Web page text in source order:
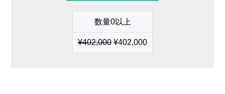
プ
リ
ン
ト
数量0以上
¥402,000 ¥402,000